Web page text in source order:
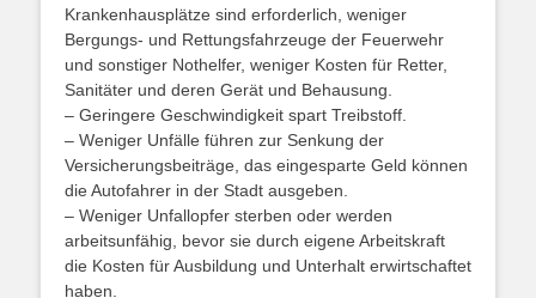
Krankenhausplätze sind erforderlich, weniger
Bergungs- und Rettungsfahrzeuge der Feuerwehr
und sonstiger Nothelfer, weniger Kosten für Retter,
Sanitäter und deren Gerät und Behausung.
– Geringere Geschwindigkeit spart Treibstoff.
– Weniger Unfälle führen zur Senkung der
Versicherungsbeiträge, das eingesparte Geld können
die Autofahrer in der Stadt ausgeben.
– Weniger Unfallopfer sterben oder werden
arbeitsunfähig, bevor sie durch eigene Arbeitskraft
die Kosten für Ausbildung und Unterhalt erwirtschaftet
haben.